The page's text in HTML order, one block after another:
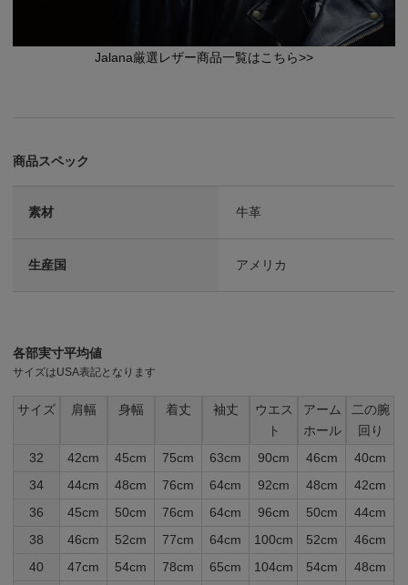
Jalana厳選レザー商品一覧はこちら>>
商品スペック
素材 牛革
生産国 アメリカ
各部実寸平均値
サイズはUSA表記となります
サイズ 肩幅 身幅 着丈 袖丈
ウエス
ト
アーム
ホール
二の腕
回り
32
42cm 45cm 75cm 63cm 90cm 46cm
40cm
34
44cm 48cm 76cm 64cm 92cm 48cm
42cm
36
45cm 50cm 76cm 64cm 96cm 50cm
44cm
38
46cm 52cm 77cm 64cm 100cm 52cm
46cm
40
47cm 54cm 78cm 65cm 104cm 54cm 48cm